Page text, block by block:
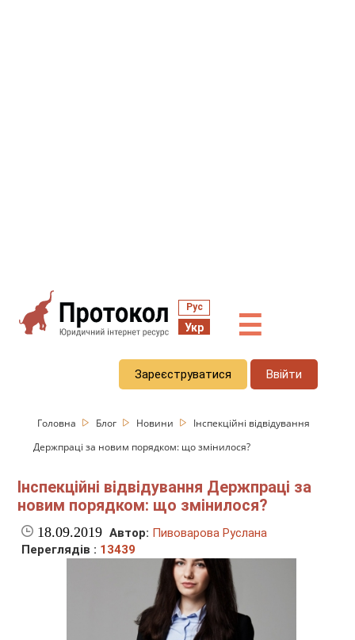
Рус
Укр ☰
Зареєструватися Ввійти
Головна Блог Новини
Інспекційні відвідування
Держпраці за новим порядком: що змінилося?
Інспекційні відвідування Держпраці за
новим порядком: що змінилося?
18.09.2019 Автор: Пивоварова Руслана
Переглядів : 13439